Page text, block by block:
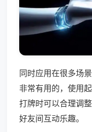
同时应用在很多场
非常有用的，使用
打牌时可以合理调
好友间互动乐趣。